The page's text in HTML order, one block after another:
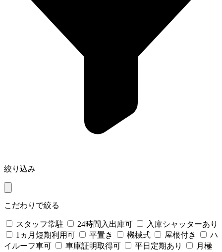
絞り込み
こだわりで絞る
スタッフ常駐 24時間入出庫可
入庫シャッターあり
1ヵ月短期利用可
平置き 機械式 屋根付き
ハ
イルーフ車可
車庫証明取得可 平日定期あり
月極